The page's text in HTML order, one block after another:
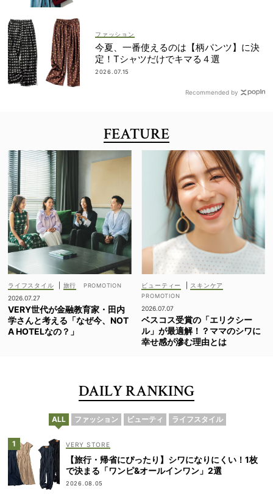
ファッション
今夏、一番使えるのは【柄パンツ】に決
定！Tシャツだけでキマる４選
2026.07.15
Recommended by
FEATURE
ライフスタイル
旅行
2026.07.27
VERY世代が金融教育家・田内
学さんと考える「なぜ今、NOT
A HOTELなの？」
ビューティー スキンケア
2026.07.07
ベスコス受賞の「エリクシー
ル」が最適解！？ママのシワに
幸せ感が滲む理由とは
DAILY RANKING
ALL ファッション ビューティ ライフスタイル
VERY STORE
【旅行・帰省にぴったり】シワになりにくい！1枚
で決まる「ワンピ&オールインワン」2選
2026.08.05